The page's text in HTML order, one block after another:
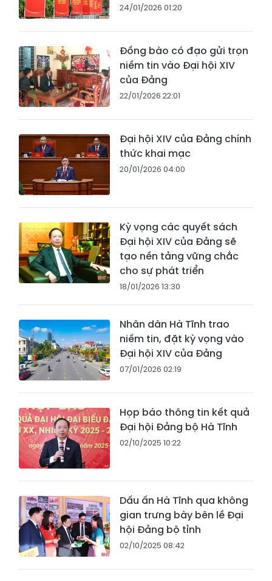
24/01/2026 01:20
Đồng bào có đạo gửi trọn
niềm tin vào Đại hội XIV
của Đảng
22/01/2026 22:01
Đại hội XIV của Đảng chính
thức khai mạc
20/01/2026 04:00
Kỳ vọng các quyết sách
Đại hội XIV của Đảng sẽ
tạo nền tảng vững chắc
cho sự phát triển
18/01/2026 13:30
Nhân dân Hà Tĩnh trao
niềm tin, đặt kỳ vọng vào
Đại hội XIV của Đảng
07/01/2026 02:19
Họp báo thông tin kết quả
Đại hội Đảng bộ Hà Tĩnh
02/10/2025 10:22
Dấu ấn Hà Tĩnh qua không
gian trưng bày bên lề Đại
hội Đảng bộ tỉnh
02/10/2025 08:42